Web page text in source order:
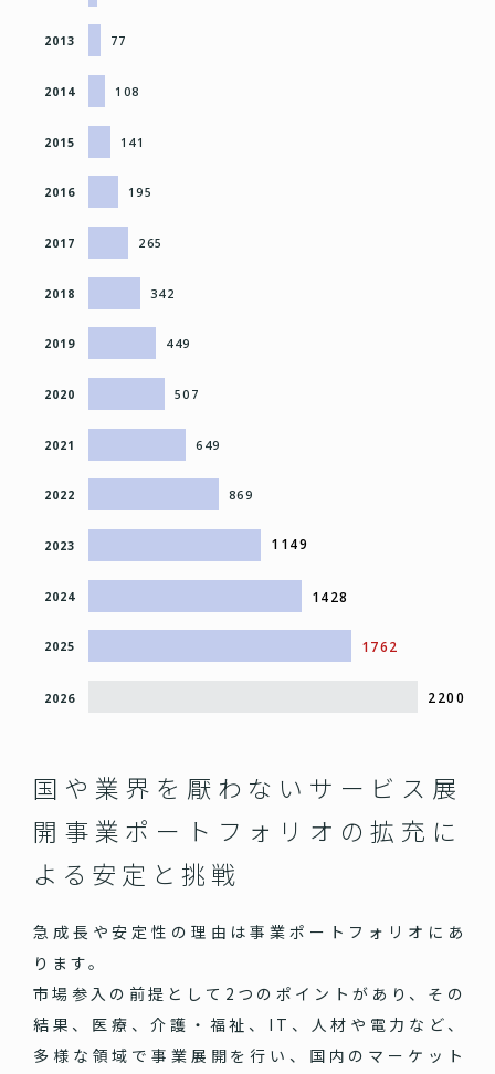
77
2013
108
2014
141
2015
195
2016
265
2017
342
2018
449
2019
507
2020
649
2021
869
2022
1149
2023
1428
2024
1762
2025
2200
2026
国や業界を厭わないサービス展
開 事業ポートフォリオの拡充に
よる安定と挑戦
急成長や安定性の理由は事業ポートフォリオにあ
ります。
市場参入の前提として2つのポイントがあり、その
結果、医療、介護・福祉、IT、人材や電力など、
多様な領域で事業展開を行い、国内のマーケット